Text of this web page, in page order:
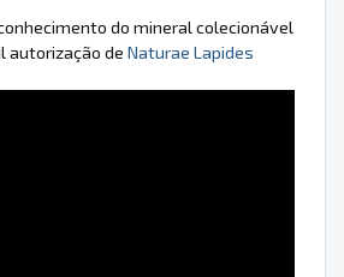
do mineral colecionável
autorização de Naturae Lapides